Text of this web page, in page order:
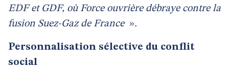
EDF et GDF, où Force ouvrière débraye contre la
fusion Suez-Gaz de France ».
Personnalisation sélective du conflit
social